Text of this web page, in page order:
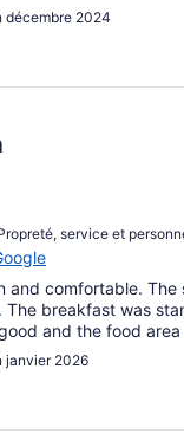
décembre 2024
service et
and comfortable.
The breakfast was
and the food area
janvier 2026